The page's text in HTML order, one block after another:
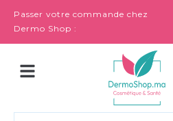
Passer votre commande chez
Dermo Shop :